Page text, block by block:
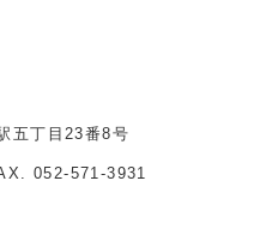
五丁目23番8号
052-571-3931